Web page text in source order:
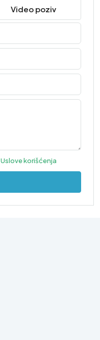
Video poziv
Uslove korišćenja